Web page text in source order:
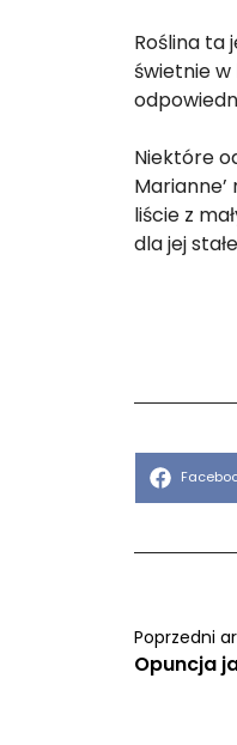
Roślina ta
świetnie w
Niektóre
liście z
dla jej
Share
Poprzedni
Opuncja